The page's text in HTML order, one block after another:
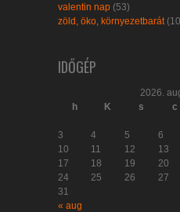
valentin nap (53)
zöld, öko, környezetbarát
IDŐGÉP
2026.
h
K s c
3
4 5 6
10
11 12 13
17
18 19 20
24
25 26 27
31
« aug